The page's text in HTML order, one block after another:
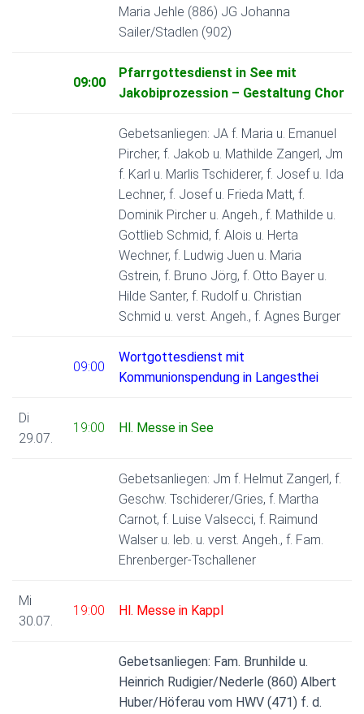
Maria Jehle (886) JG Johanna
Sailer/Stadlen (902)
09:00
Pfarrgottesdienst in See mit
Jakobiprozession – Gestaltung Chor
Gebetsanliegen: JA f. Maria u. Emanuel
Pircher, f. Jakob u. Mathilde Zangerl, Jm
f. Karl u. Marlis Tschiderer, f. Josef u. Ida
Lechner, f. Josef u. Frieda Matt, f.
Dominik Pircher u. Angeh., f. Mathilde u.
Gottlieb Schmid, f. Alois u. Herta
Wechner, f. Ludwig Juen u. Maria
Gstrein, f. Bruno Jörg, f. Otto Bayer u.
Hilde Santer, f. Rudolf u. Christian
Schmid u. verst. Angeh., f. Agnes Burger
09:00
Wortgottesdienst mit
Kommunionspendung in Langesthei
Di
29.07.
19:00 Hl. Messe in See
Gebetsanliegen: Jm f. Helmut Zangerl, f.
Geschw. Tschiderer/Gries, f. Martha
Carnot, f. Luise Valsecci, f. Raimund
Walser u. leb. u. verst. Angeh., f. Fam.
Ehrenberger-Tschallener
Mi
30.07.
19:00 Hl. Messe in Kappl
Gebetsanliegen: Fam. Brunhilde u.
Heinrich Rudigier/Nederle (860) Albert
Huber/Höferau vom HWV (471) f. d.